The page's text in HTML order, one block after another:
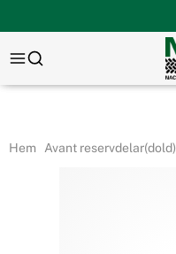
Hem Avant reservdelar(dold)